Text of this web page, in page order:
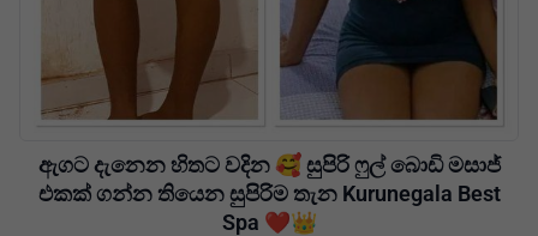
ඇගට දැනෙන හිතට වදින 🥰 සුපිරි ෆුල් බොඩි මසාජ්
එකක් ගන්න තියෙන සුපිරිම තැන Kurunegala Best
Spa ❤️👑